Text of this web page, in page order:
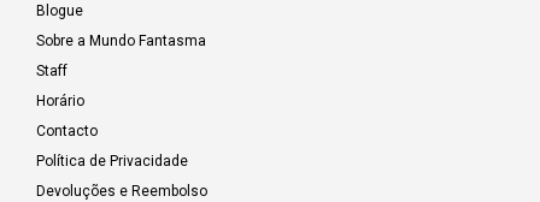
Blogue
Sobre a Mundo Fantasma
Staff
Horário
Contacto
Política de Privacidade
Devoluções e Reembolso